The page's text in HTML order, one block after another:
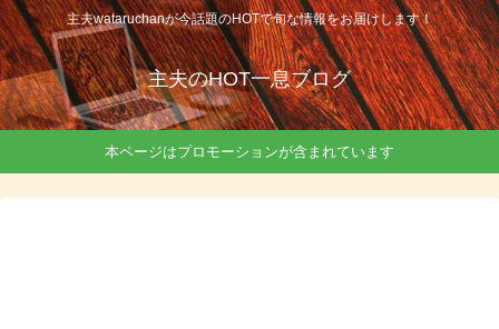
主夫wataruchanが今話題のHOTで旬な情報をお届けします！
主夫のHOT一息ブログ
本ページはプロモーションが含まれています